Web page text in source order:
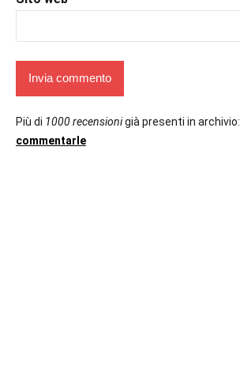
Più di 1000 recensionigià presenti in archivio:
commentarle